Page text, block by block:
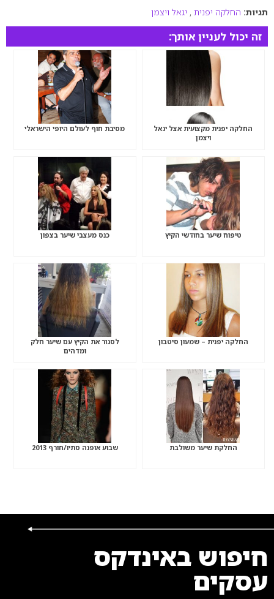
תגיות: החלקה יפנית , יגאל ויצמן
זה יכול לעניין אותך:
החלקה יפנית מקצועית אצל יגאל
ויצמן
מסיבת חוף לעולם היופי הישראלי
טיפוח שיער בחודשי הקיץ כנס מעצבי שיער בצפון
החלקה יפנית – שמעון סיטבון
לסגור את הקיץ עם שיער חלק
ומדהים
החלקת שיער משולבת שבוע אופנה סתיו/חורף 2013
חיפוש באינדקס
עסקים